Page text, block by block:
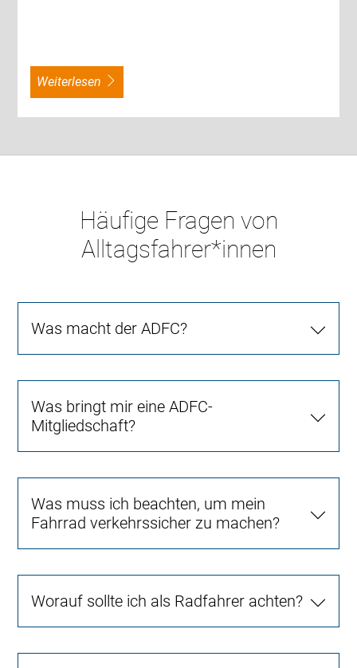
weiterlesen
Häufige Fragen von
Alltagsfahrer*innen
Was macht der ADFC?
Was bringt mir eine ADFC-
Mitgliedschaft?
Was muss ich beachten, um mein
Fahrrad verkehrssicher zu machen?
Worauf sollte ich als Radfahrer achten?